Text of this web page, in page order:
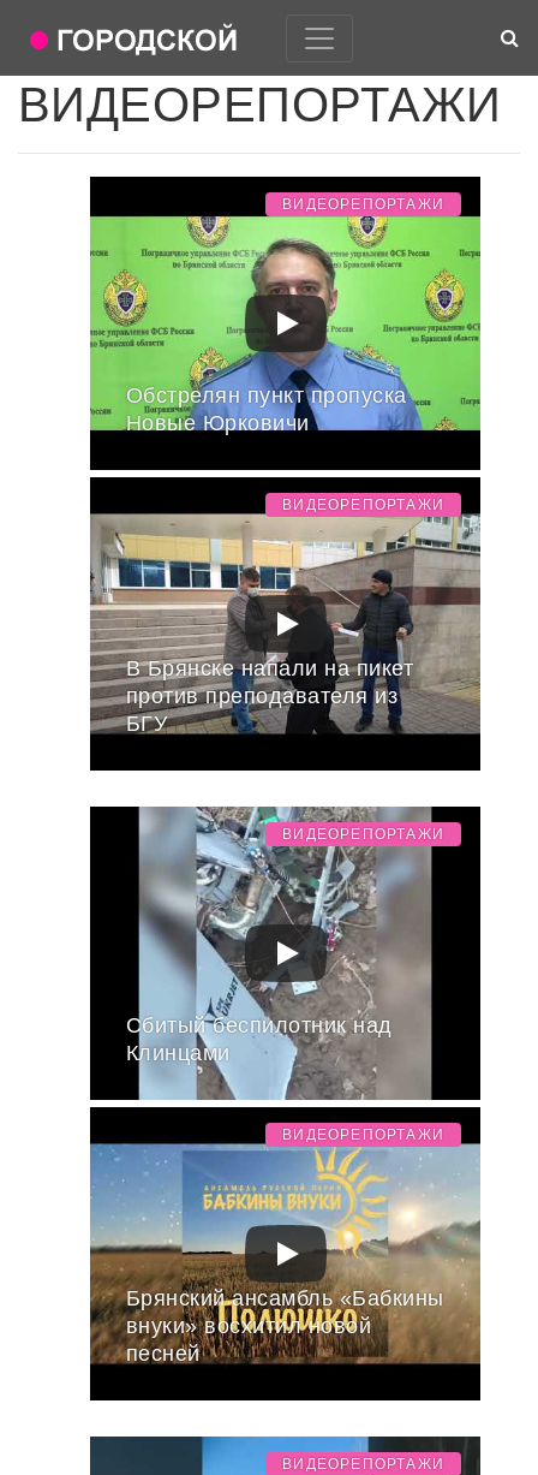
ВИДЕОРЕПОРТАЖИ
Обстрелян пункт пропуска
Новые Юрковичи
ВИДЕОРЕПОРТАЖИ
В Брянске напали на пикет
против преподавателя из
БГУ
ВИДЕОРЕПОРТАЖИ
Сбитый беспилотник над
Клинцами
ВИДЕОРЕПОРТАЖИ
Брянский ансамбль «Бабкины
внуки» восхитил новой
песней
ВИДЕОРЕПОРТАЖИ
ВИДЕОРЕПОРТАЖИ